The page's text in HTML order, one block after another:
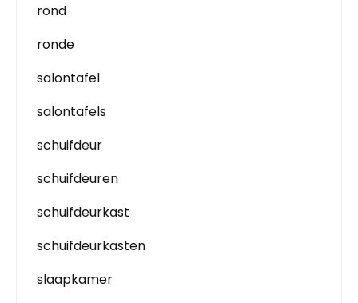
rond
ronde
salontafel
salontafels
schuifdeur
schuifdeuren
schuifdeurkast
schuifdeurkasten
slaapkamer